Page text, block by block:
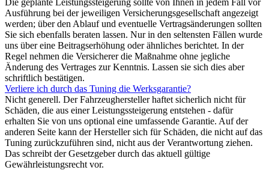
Ausführung bei der jeweiligen Versicherungsgesellschaft angezeigt
werden; über den Ablauf und eventuelle Vertragsänderungen sollten
Sie sich ebenfalls beraten lassen. Nur in den seltensten Fällen wurde
uns über eine Beitragserhöhung oder ähnliches berichtet. In der
Regel nehmen die Versicherer die Maßnahme ohne jegliche
Änderung des Vertrages zur Kenntnis. Lassen sie sich dies aber
schriftlich bestätigen.
Verliere ich durch das Tuning die Werksgarantie?
Nicht generell. Der Fahrzeughersteller haftet sicherlich nicht für
Schäden, die aus einer Leistungssteigerung entstehen - dafür
erhalten Sie von uns optional eine umfassende Garantie. Auf der
anderen Seite kann der Hersteller sich für Schäden, die nicht auf das
Tuning zurückzuführen sind, nicht aus der Verantwortung ziehen.
Das schreibt der Gesetzgeber durch das aktuell gültige
Gewährleistungsrecht vor.